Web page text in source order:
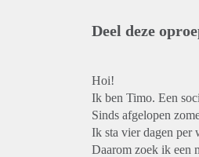
Deel deze
Hoi!
Ik ben Timo. Een
Sinds afgelopen
Ik sta vier dagen per
Daarom zoek ik een